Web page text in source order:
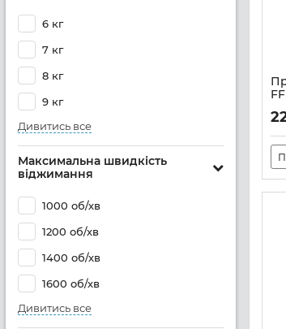
6 кг
7 кг
8 кг
9 кг
Дивитись все
Максимальна швидкість
віджимання
1000 об/хв
1200 об/хв
1400 об/хв
1600 об/хв
Дивитись все